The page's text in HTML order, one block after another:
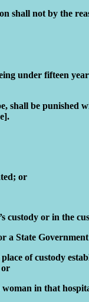
shall not by the
under fifteen
shall be
or
custody or in the
a State
of custody
or
woman in that